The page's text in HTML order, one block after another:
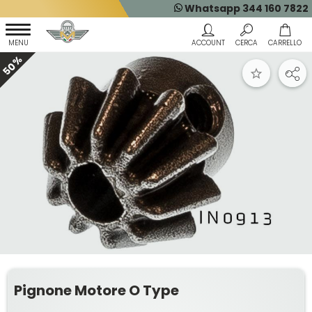
Whatsapp 344 160 7822
50%
Pignone Motore O Type